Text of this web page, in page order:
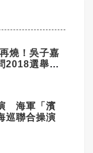
燒！吳子嘉
2018選舉資
海軍「濱
巡聯合操演